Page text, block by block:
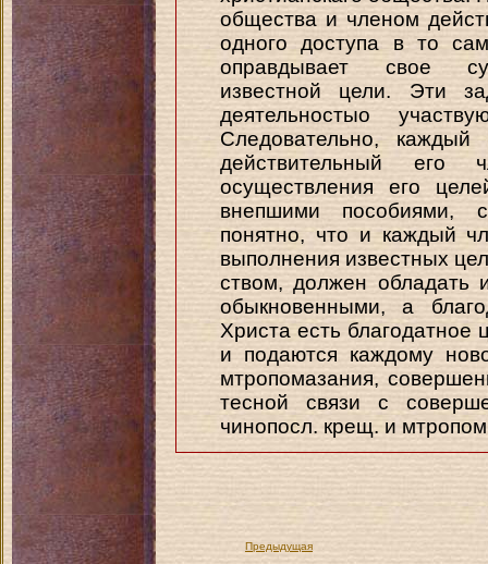
общества и членом
одного доступа в то
оправдывает свое
известной цели. Эти
деятельностыо
Следовательно, каждый
действительный его
осуществления его
внепшими пособиями,
понятно, что и каждый
выполнения известных
ством, должен обладать
обыкновенными, а
Христа есть благодатное
и подаются каждому
мтропомазания,
тесной связи с
чинопосл. крещ. и
Предыдущая